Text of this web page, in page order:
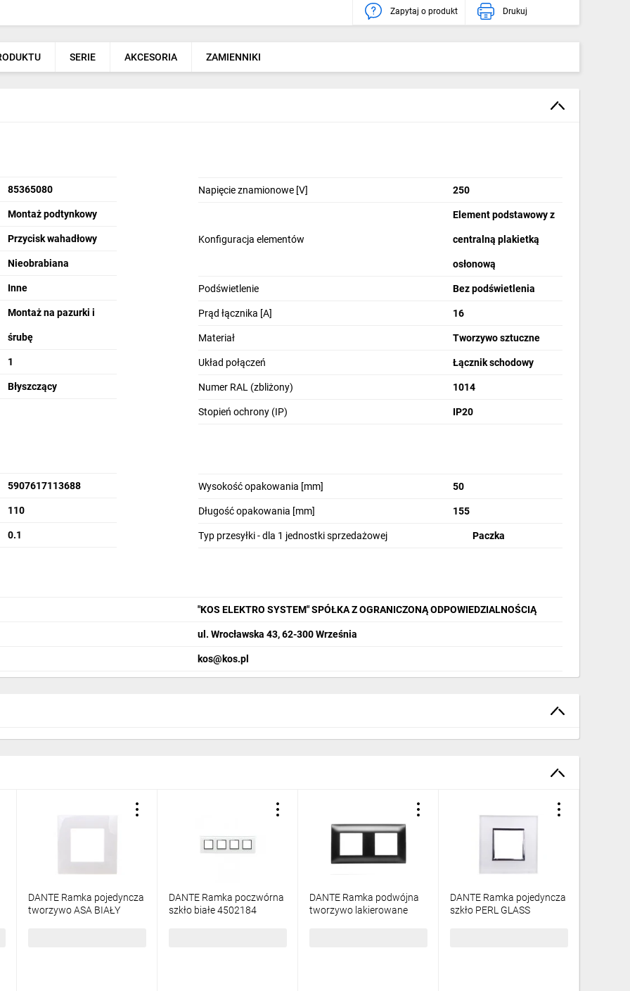
Zapytaj o produkt Drukuj
SERIE AKCESORIA ZAMIENNIKI
85365080
Montaż podtynkowy
Przycisk wahadłowy
Nieobrabiana
Inne
Montaż na pazurki i
śrubę
1
Błyszczący
Napięcie znamionowe [V] 250
Konfiguracja elementów
Element podstawowy z
centralną plakietką
osłonową
Podświetlenie Bez podświetlenia
Prąd łącznika [A] 16
Materiał Tworzywo sztuczne
Układ połączeń Łącznik schodowy
Numer RAL (zbliżony) 1014
Stopień ochrony (IP) IP20
5907617113688
110
0.1
Wysokość opakowania [mm] 50
Długość opakowania [mm] 155
Typ przesyłki - dla 1 jednostki sprzedażowej Paczka
"KOS ELEKTRO SYSTEM" SPÓŁKA Z OGRANICZONĄ ODPOWIEDZIALNOŚCIĄ
ul. Wrocławska 43, 62-300 Września
kos@kos.pl
DANTE Ramka pojedyncza
tworzywo ASA BIAŁY
DANTE Ramka poczwórna
szkło białe 4502184
DANTE Ramka podwójna
tworzywo lakierowane
DANTE Ramka pojedyncza
szkło PERL GLASS